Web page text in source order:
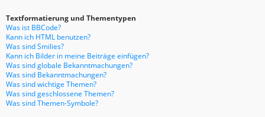
Textformatierung und Thementypen
Was ist BBCode?
Kann ich HTML benutzen?
Was sind Smilies?
Kann ich Bilder in meine Beiträge einfügen?
Was sind globale Bekanntmachungen?
Was sind Bekanntmachungen?
Was sind wichtige Themen?
Was sind geschlossene Themen?
Was sind Themen-Symbole?